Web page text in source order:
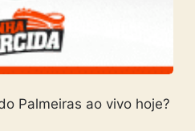
Palmeiras ao vivo hoje?